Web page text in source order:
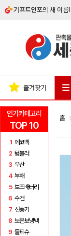
기프트인포의 새 이름!
인기카테고리
TOP 10
1 에코백
2 텀블러
3 우산
4 부채
5 보조배터리
6 수건
7 선풍기
8 보온보냉백
9 물티슈
즐겨찾기
홈